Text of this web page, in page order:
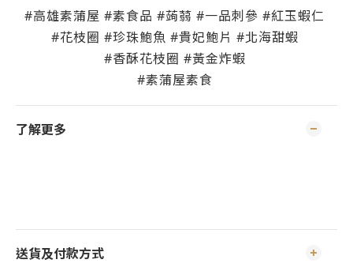
#高雄素蒲屋 #素食品 #蒟蒻 #一品刺參 #紅玉蝦仁
#花枝圈 #珍珠鮑魚 #貴妃鮑片 #北海甜蝦
#香酥花枝圈 #黃金炸蝦
#素蒲屋素食
了解更多
送貨及付款方式